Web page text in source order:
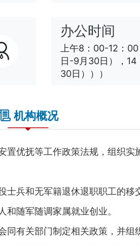
办公时间
上午8：00-12：
日-9月30日），14
30日）））
机构概况
优抚等工作政策法规，组织实
和无军籍退休退职职工的移
随军随调家属就业创业。
有关部门制定相关政策，并组